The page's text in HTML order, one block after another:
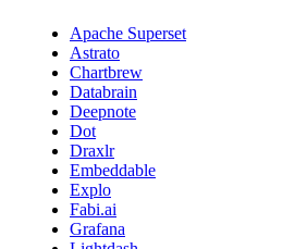
Apache Superset
Astrato
Chartbrew
Databrain
Deepnote
Dot
Draxlr
Embeddable
Explo
Fabi.ai
Grafana